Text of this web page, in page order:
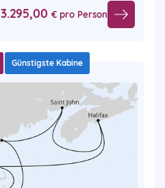
3.295,00 € pro Person
Günstigste Kabine